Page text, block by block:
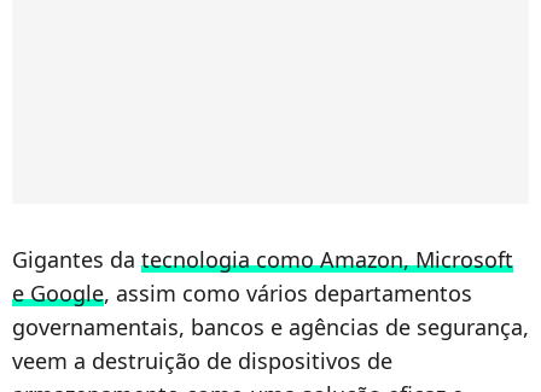
Gigantes da tecnologia como Amazon, Microsoft
e Google, assim como vários departamentos
governamentais, bancos e agências de segurança,
veem a destruição de dispositivos de